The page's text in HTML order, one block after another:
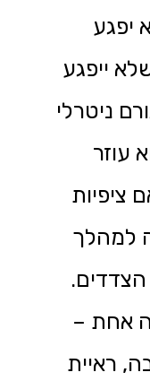
יפגע
ייפגע
ניטרלי
עוזר
ציפיות
למהלך
אחת –
ראיית